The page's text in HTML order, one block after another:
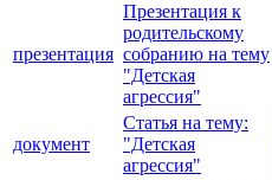
презентация
Презентация к
родительскому
собранию на тему
"Детская
агрессия"
документ
Статья на тему:
"Детская
агрессия"